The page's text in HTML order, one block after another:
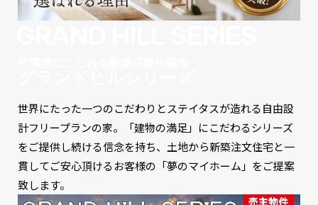
世界にたった一つのこだわりとステイタスが造れる自由設
計フリープランの家。
「建物の満足」にこだわるシリーズ
をご提供し続ける信念を持ち、 土地から新築注文住宅と一
貫してご安心頂けるお客様の「夢のマイホーム」をご提案
致します。